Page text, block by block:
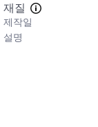
재질
제작일
설명